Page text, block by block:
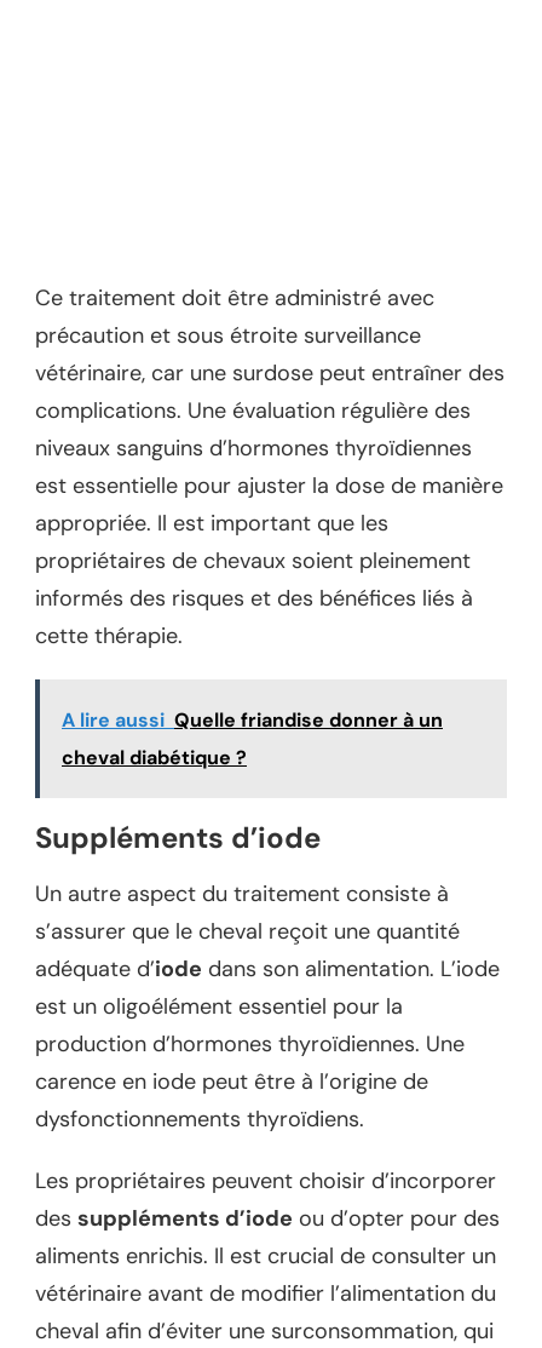
Ce traitement doit être administré avec
précaution et sous étroite surveillance
vétérinaire, car une surdose peut entraîner des
complications. Une évaluation régulière des
niveaux sanguins d’hormones thyroïdiennes
est essentielle pour ajuster la dose de manière
appropriée. Il est important que les
propriétaires de chevaux soient pleinement
informés des risques et des bénéfices liés à
cette thérapie.
A lire aussi Quelle friandise donner à un
cheval diabétique ?
Suppléments d’iode
Un autre aspect du traitement consiste à
s’assurer que le cheval reçoit une quantité
adéquate d’iode dans son alimentation. L’iode
est un oligoélément essentiel pour la
production d’hormones thyroïdiennes. Une
carence en iode peut être à l’origine de
dysfonctionnements thyroïdiens.
Les propriétaires peuvent choisir d’incorporer
des suppléments d’iode ou d’opter pour des
aliments enrichis. Il est crucial de consulter un
vétérinaire avant de modifier l’alimentation du
cheval afin d’éviter une surconsommation, qui